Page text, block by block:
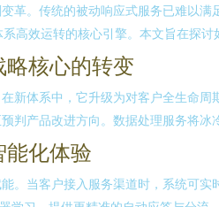
革。传统的被动响应式服务已难以
高效运转的核心引擎。本文旨在探
核心的转变
新体系中，它升级为对客户全生命
判产品改进方向。数据处理服务将
化体验
。当客户接入服务渠道时，系统可